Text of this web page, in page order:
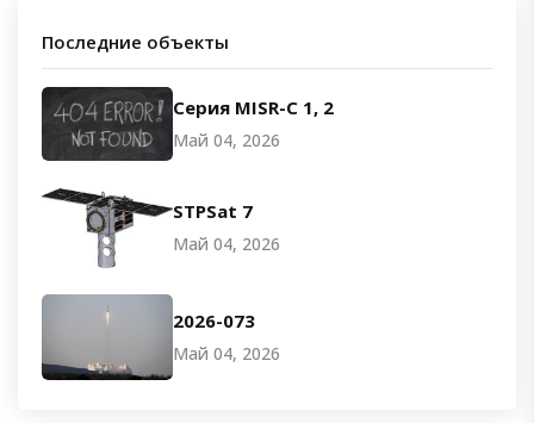
Последние объекты
Серия MISR-C 1, 2
Май 04, 2026
STPSat 7
Май 04, 2026
2026-073
Май 04, 2026